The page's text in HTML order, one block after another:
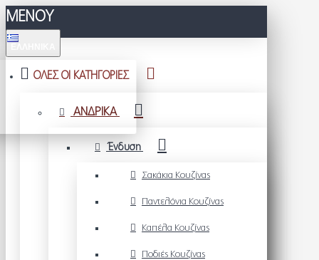
ΜΕΝΟΥ
ΟΛΕΣ ΟΙ ΚΑΤΗΓΟΡΙΕΣ
ΑΝΔΡΙΚΑ
Ένδυση
Σακάκια Κουζίνας
Παντελόνια Κουζίνας
Καπέλα Κουζίνας
Ποδιές Κουζίνας